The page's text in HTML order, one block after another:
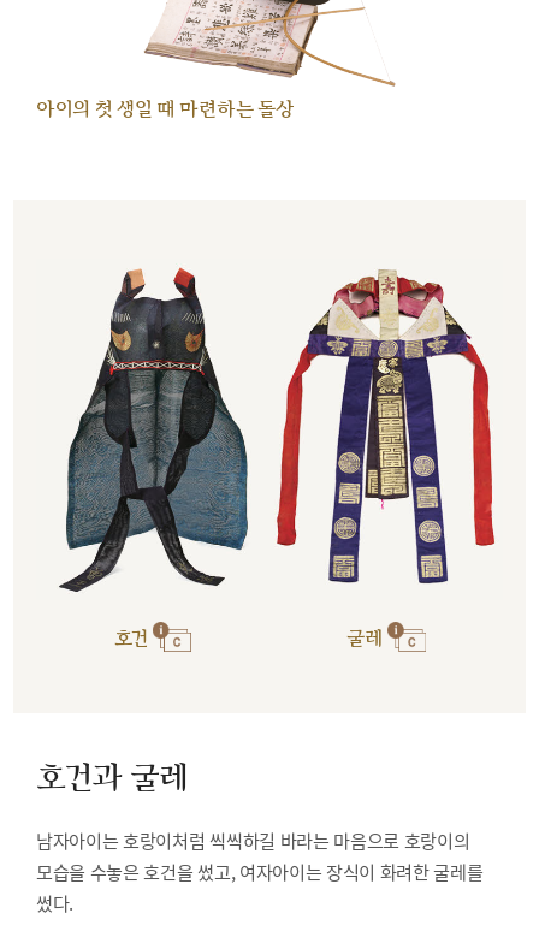
아이의 첫 생일 때 마련하는 돌상
호건 굴레
호건과 굴레
남자아이는 호랑이처럼 씩씩하길 바라는 마음으로 호랑이의
모습을 수놓은 호건을 썼고, 여자아이는 장식이 화려한 굴레를
썼다.